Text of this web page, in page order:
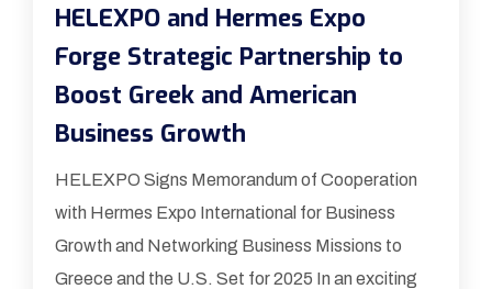
HELEXPO and Hermes Expo
Forge Strategic Partnership to
Boost Greek and American
Business Growth
HELEXPO Signs Memorandum of Cooperation
with Hermes Expo International for Business
Growth and Networking Business Missions to
Greece and the U.S. Set for 2025 In an exciting